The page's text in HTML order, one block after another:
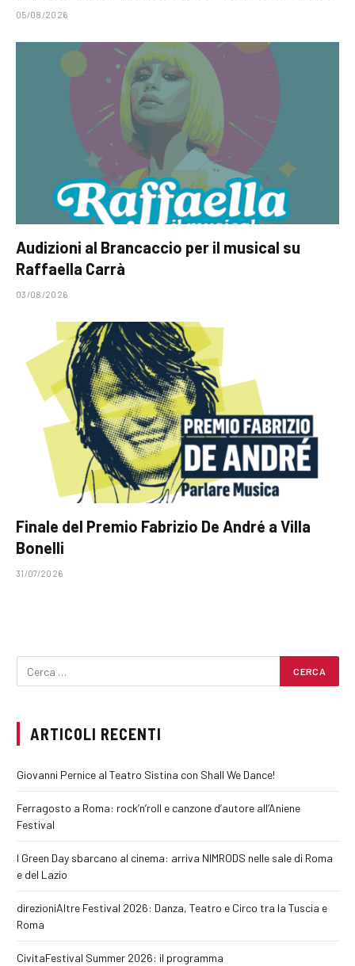
05/08/2026
Audizioni al Brancaccio per il musical su
Raffaella Carrà
03/08/2026
Finale del Premio Fabrizio De André a Villa
Bonelli
31/07/2026
ARTICOLI RECENTI
Giovanni Pernice al Teatro Sistina con Shall We Dance!
Ferragosto a Roma: rock’n’roll e canzone d’autore all’Aniene
Festival
I Green Day sbarcano al cinema: arriva NIMRODS nelle sale di Roma
e del Lazio
direzioniAltre Festival 2026: Danza, Teatro e Circo tra la Tuscia e
Roma
CivitaFestival Summer 2026: il programma